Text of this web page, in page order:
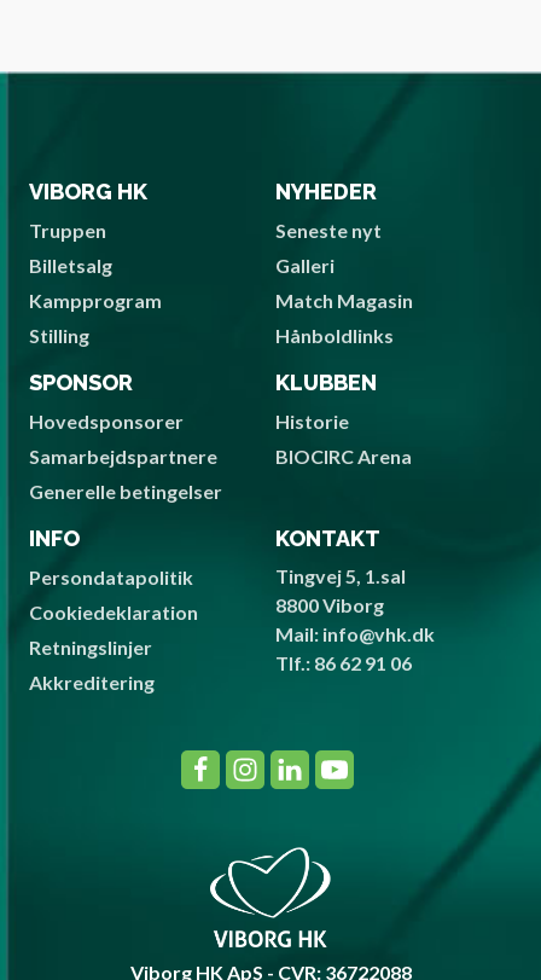
VIBORG HK
Truppen
Billetsalg
Kampprogram
Stilling
NYHEDER
Seneste nyt
Galleri
Match Magasin
Hånboldlinks
SPONSOR
Hovedsponsorer
Samarbejdspartnere
Generelle betingelser
KLUBBEN
Historie
BIOCIRC Arena
INFO
Persondatapolitik
Cookiedeklaration
Retningslinjer
Akkreditering
KONTAKT
Tingvej 5, 1.sal
8800 Viborg
Mail: info@vhk.dk
Tlf.: 86 62 91 06
Viborg HK ApS - CVR: 36722088